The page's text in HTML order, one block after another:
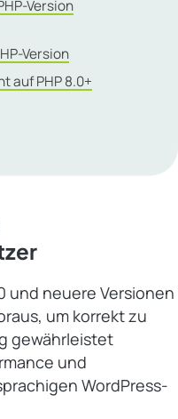
Version
Version
auf PHP 8.0+
und neuere Versionen
um korrekt zu
gewährleistet
und
WordPress-